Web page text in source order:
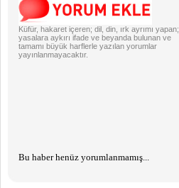
Küfür, hakaret içeren; dil, din, ırk ayrımı yapan;
yasalara aykırı ifade ve beyanda bulunan ve
tamamı büyük harflerle yazılan yorumlar
yayınlanmayacaktır.
Bu haber henüz yorumlanmamış...